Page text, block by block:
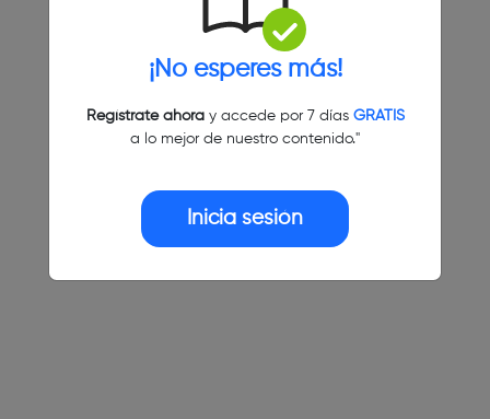
¡No esperes más!
Regístrate ahoray accede por 7 días GRATIS
a lo mejor de nuestro contenido."
Inicia sesión